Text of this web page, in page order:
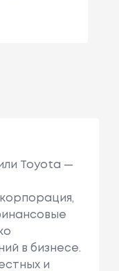
Toyota —
в бизнесе.
и